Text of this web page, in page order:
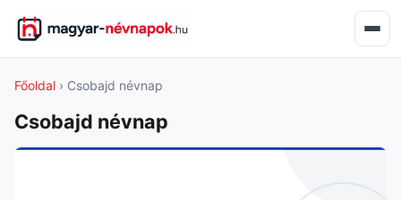
Főoldal › Csobajd névnap
Csobajd névnap